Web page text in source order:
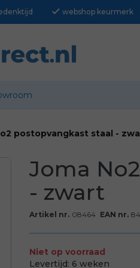
check webshop keurmerk
postopvangkast staal -
Joma
- zwart
Artikel nr. 08464 EAN nr.
Niet op voorraad
Levertijd: 6 weken